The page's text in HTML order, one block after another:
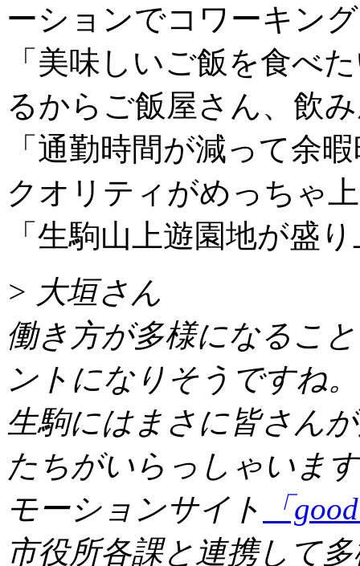
ーションでコワーキン
「美味しいご飯を食べ
るからご飯屋さん、飲
「通勤時間が減って余
クオリティがめっちゃ
「生駒山上遊園地が盛
> 大垣さん
働き方が多様になるこ
ントになりそうですね。
生駒にはまさに皆さん
たちがいらっしゃいま
モーションサイト
「
市役所各課と連携して